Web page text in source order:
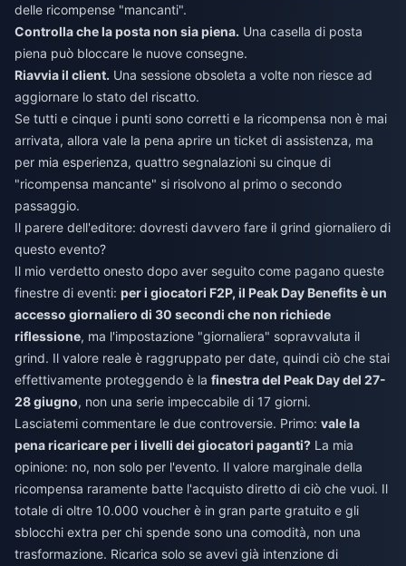
delle ricompense "mancanti".
Controlla che la posta non sia piena. Una casella di posta
piena può bloccare le nuove consegne.
Riavvia il client. Una sessione obsoleta a volte non riesce ad
aggiornare lo stato del riscatto.
Se tutti e cinque i punti sono corretti e la ricompensa non è mai
arrivata, allora vale la pena aprire un ticket di assistenza, ma
per mia esperienza, quattro segnalazioni su cinque di
"ricompensa mancante" si risolvono al primo o secondo
passaggio.
Il parere dell'editore: dovresti davvero fare il grind giornaliero di
questo evento?
Il mio verdetto onesto dopo aver seguito come pagano queste
finestre di eventi: per i giocatori F2P, il Peak Day Benefits è un
accesso giornaliero di 30 secondi che non richiede
riflessione, ma l'impostazione "giornaliera" sopravvaluta il
grind. Il valore reale è raggruppato per date, quindi ciò che stai
effettivamente proteggendo è la finestra del Peak Day del 27-
28 giugno, non una serie impeccabile di 17 giorni.
Lasciatemi commentare le due controversie. Primo: vale la
pena ricaricare per i livelli dei giocatori paganti? La mia
opinione: no, non solo per l'evento. Il valore marginale della
ricompensa raramente batte l'acquisto diretto di ciò che vuoi. Il
totale di oltre 10.000 voucher è in gran parte gratuito e gli
sblocchi extra per chi spende sono una comodità, non una
trasformazione. Ricarica solo se avevi già intenzione di